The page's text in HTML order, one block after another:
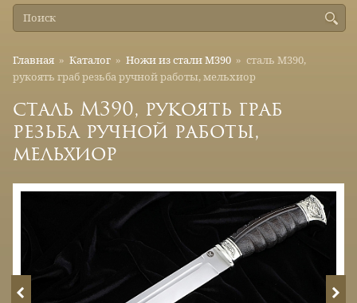
Главная » Каталог » Ножи из стали М390 » сталь М390,
рукоять граб резьба ручной работы, мельхиор
сталь М390, рукоять граб
резьба ручной работы,
мельхиор